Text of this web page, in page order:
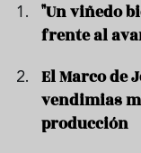
"Un viñedo
frente al
El Marco de
vendimias
producción